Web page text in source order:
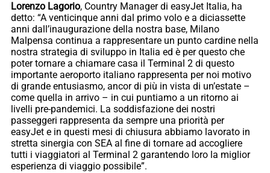
Lorenzo Lagorio, Country Manager di easyJet Italia, ha
detto: “A venticinque anni dal primo volo e a diciassette
anni dall’inaugurazione della nostra base, Milano
Malpensa continua a rappresentare un punto cardine nella
nostra strategia di sviluppo in Italia ed è per questo che
poter tornare a chiamare casa il Terminal 2 di questo
importante aeroporto italiano rappresenta per noi motivo
di grande entusiasmo, ancor di più in vista di un’estate –
come quella in arrivo – in cui puntiamo a un ritorno ai
livelli pre-pandemici. La soddisfazione dei nostri
passeggeri rappresenta da sempre una priorità per
easyJet e in questi mesi di chiusura abbiamo lavorato in
stretta sinergia con SEA al fine di tornare ad accogliere
tutti i viaggiatori al Terminal 2 garantendo loro la miglior
esperienza di viaggio possibile”.